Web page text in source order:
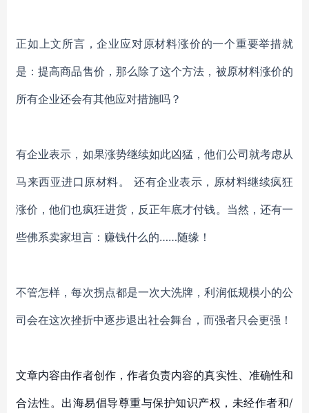
正如上文所言，企业应对原材料涨价的一个重要举措就
是：提高商品售价，那么除了这个方法，被原材料涨价的
所有企业还会有其他应对措施吗？
有企业表示，如果涨势继续如此凶猛，他们公司就考虑从
马来西亚进口原材料。
还有企业表示，原材料继续疯狂
涨价，他们也疯狂进货，反正年底才付钱。当然，还有一
些佛系卖家坦言：赚钱什么的……随缘！
不管怎样，每次拐点都是一次大洗牌，利润低规模小的公
司会在这次挫折中逐步退出社会舞台，而强者只会更强！
文章内容由作者创作，作者负责内容的真实性、准确性和
合法性。出海易倡导尊重与保护知识产权，未经作者和/